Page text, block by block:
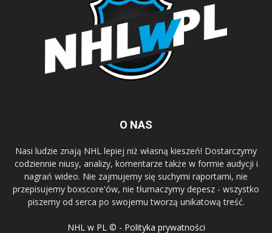
O NAS
Nasi ludzie znają NHL lepiej niż własną kieszeń! Dostarczymy
codziennie niusy, analizy, komentarze także w formie audycji i
nagrań wideo. Nie zajmujemy się suchymi raportami, nie
przepisujemy boxscore'ów, nie tłumaczymy depesz - wszystko
piszemy od serca po swojemu tworzą unikatową treść.
NHL w PL © - Polityka prywatności